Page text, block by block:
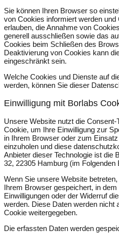
Sie können Ihren Browser so
von Cookies informiert werden
erlauben, die Annahme von
generell ausschließen sowie das
Cookies beim Schließen des
Deaktivierung von Cookies kann
eingeschränkt sein.
Welche Cookies und Dienste auf
werden, können Sie dieser
Einwilligung mit Borlabs
Unsere Website nutzt die Consent-
Cookie, um Ihre Einwilligung zur
in Ihrem Browser oder zum
einzuholen und diese
Anbieter dieser Technologie ist die
32, 22305 Hamburg (im Folgenden
Wenn Sie unsere Website
Ihrem Browser gespeichert, in
Einwilligungen oder der Widerruf
werden. Diese Daten werden nicht
Cookie weitergegeben.
Die erfassten Daten werden